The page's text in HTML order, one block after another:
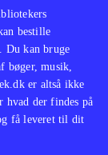
bestille
Du kan bruge
bøger, musik,
er altså ikke
hvad der findes på
få leveret til dit